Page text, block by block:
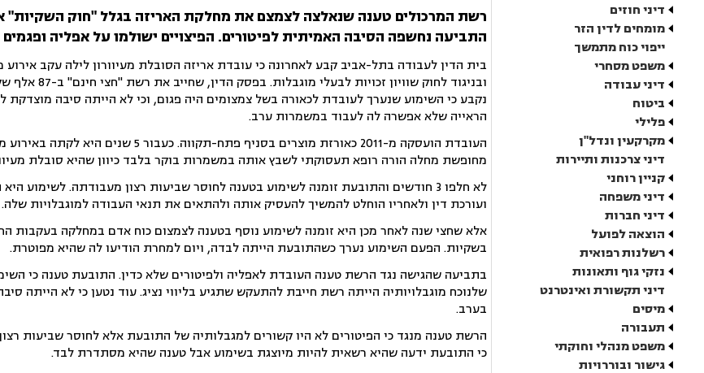
דיני חוזים
מומחים לדין הזר
ייפוי כוח מתמשך
משפט מסחרי
דיני עבודה
ביטוח
פלילי
מקרקעין ונדל"ן
דיני צרכנות ותיירות
קניין רוחני
דיני משפחה
דיני חברות
הוצאה לפועל
רשלנות רפואית
נזקי גוף ותאונות
דיני תקשורת ואינטרנט
מיסים
תעבורה
משפט מנהלי וחוקתי
גישור ובוררויות
רשת המרכולים טענה שנאלצה לצמצם את מחלקת האריזה בגלל "חוק השקיות"
התביעה נחשפה הסיבה האמיתית לפיטורים. הפיצויים ישולמו על אפליה
בית הדין לעבודה בתל-אביב קבע לאחרונה כי עובדת אריזה הסובלת מעיוורון לילה עקב אירוע
ובניגוד לחוק שוויון
נקבע כי השימוע שנערך לעובדת לכאורה בשל צמצומים היה פגום, וכי לא הייתה סיבה מוצדקת
הראייה שלא אפשרה לה לעבוד במשמרות ערב.
העובדת הועסקה מ-2011 כאורזת מוצרים בסניף פתח-תקווה. כעבור 5
מחופשת מחלה הורה רופא תעסוקתי לשבץ אותה במשמרות בוקר בלבד כיוון שהיא סובלת
לא חלפו 3 חודשים והתובעת זומנה לשימוע בטענה לחוסר שביעות רצון מעבודתה. לשימוע
ועורכת דין ולאחריו הוחלט להמשיך להעסיק אותה ולהתאים את תנאי העבודה למוגבלויות שלה.
אלא שחצי שנה לאחר מכן היא זומנה לשימוע נוסף בטענה לצמצום כוח אדם במחלקה בעקבות
בשקיות. הפעם השימוע נערך כשהתובעת הייתה לבדה, ויום למחרת הודיעו לה שהיא מפוטרת.
בתביעה שהגישה נגד הרשת טענה העובדת לאפליה ולפיטורים שלא כדין. התובעת טענה כי
שלנוכח מוגבלויותיה הייתה רשת חייבת להתעקש שתגיע בליווי נציג. עוד נטען כי לא
בערב.
הרשת טענה מנגד כי הפיטורים לא היו קשורים למגבלותיה של התובעת אלא לחוסר שביעות
כי התובעת ידעה שהיא רשאית להיות מיוצגת בשימוע אבל טענה שהיא מסתדרת לבד.